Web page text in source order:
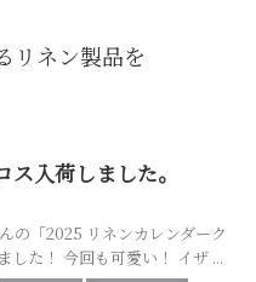
リネン製品を
ス入荷しました。
「2025 リネンカレンダーク
した！ 今回も可愛い！ イザ ...